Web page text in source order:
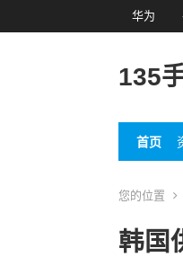
华为
135
首页
您的位置
韩国